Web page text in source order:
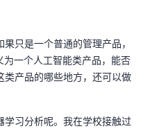
只是一个普通的管理产品，
一个人工智能类产品，能否
类产品的哪些地方，还可以做
习分析呢。我在学校接触过